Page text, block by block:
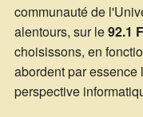
communauté de
alentours, sur le92.1
choisissons, en
abordent par essence
perspective